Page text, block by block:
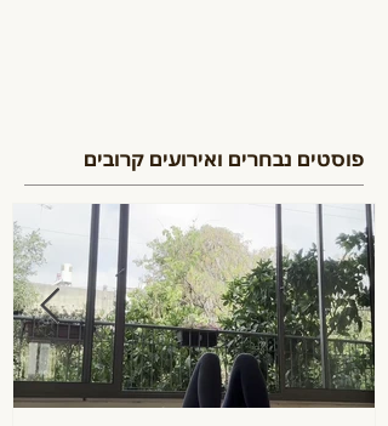
פוסטים נבחרים ואירועים קרובים